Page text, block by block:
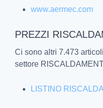
www.aermec.com
PREZZI
Ci sono altri 7.473
settore
LISTINO